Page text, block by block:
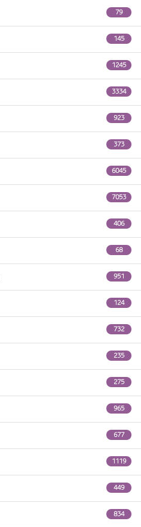
79
145
1245
3334
923
373
6045
7053
406
68
951
124
732
235
275
965
677
1119
449
834